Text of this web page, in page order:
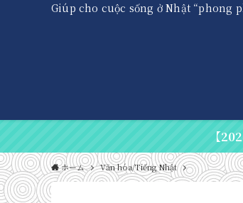
Giúp cho cuộc sống ở Nhật “phong
【
ホーム Văn hóa/Tiếng Nhật